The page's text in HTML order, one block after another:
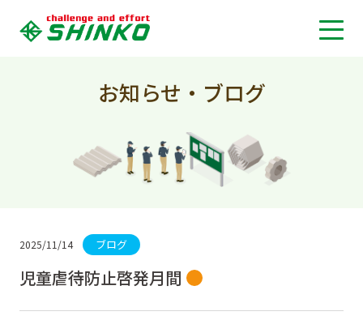
お知らせ・ブログ
2025/11/14 ブログ
児童虐待防止啓発月間